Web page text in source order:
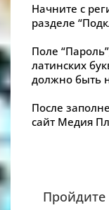
Начните с
разделе
Поле
латинских
должно быть
После
сайт Медия
Пройдите